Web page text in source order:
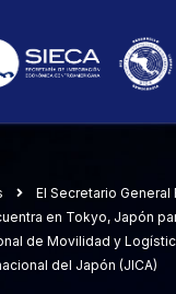
El Secretario General
en Tokyo, Japón
de Movilidad y
del Japón (JICA)